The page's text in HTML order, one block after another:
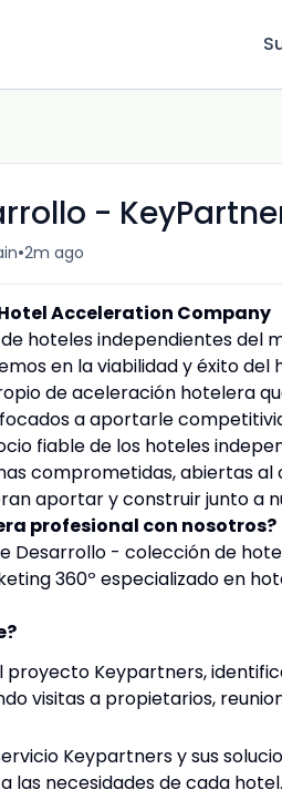
-
•2m ago
Acceleration Company
hoteles independientes del
en la viabilidad y éxito
de aceleración hotelera
a aportarle
fiable de los hoteles
comprometidas, abiertas
aportar y construir junto a
profesional con nosotros?
Desarrollo - colección de
360º especializado en
proyecto Keypartners,
visitas a propietarios,
Keypartners y sus
las necesidades de cada hotel.